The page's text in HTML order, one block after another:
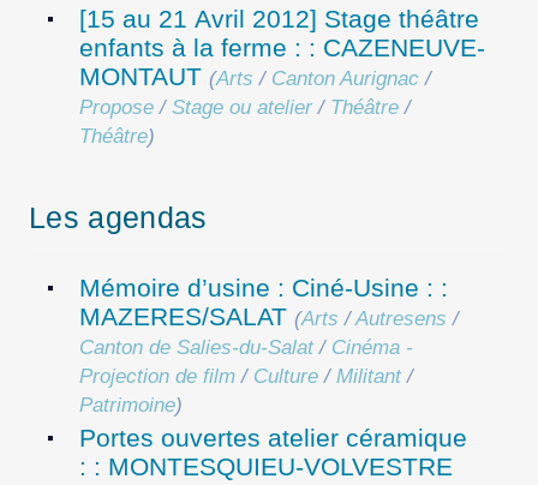
[15 au 21 Avril 2012] Stage théâtre
enfants à la ferme : : CAZENEUVE-
MONTAUT (Arts / Canton Aurignac /
Propose / Stage ou atelier / Théâtre /
Théâtre)
Les agendas
Mémoire d’usine : Ciné-Usine : :
MAZERES/SALAT (Arts /Autresens /
Canton de Salies-du-Salat/ Cinéma -
Projection de film / Culture / Militant/
Patrimoine)
Portes ouvertes atelier céramique
: : MONTESQUIEU-VOLVESTRE